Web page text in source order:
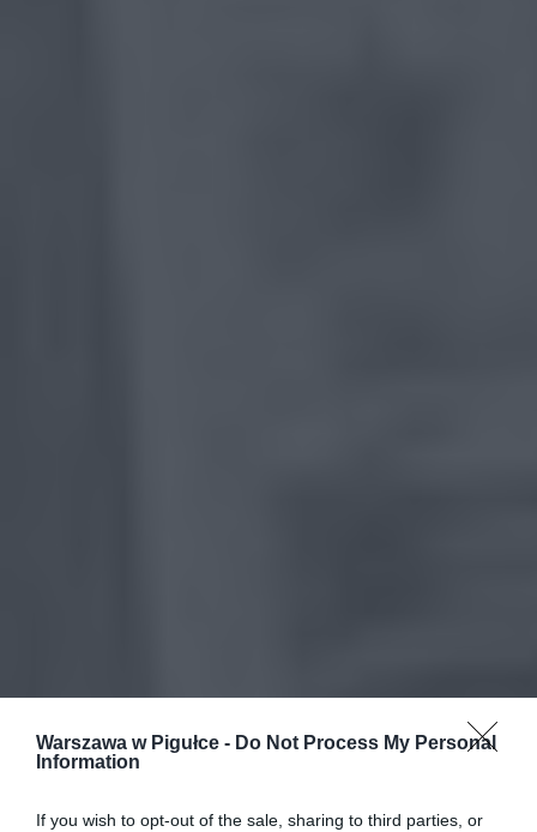
Warszawa w Pigułce - Do Not Process My Personal
Information
If you wish to opt-out of the sale, sharing to third parties, or